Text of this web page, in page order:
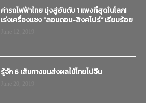
ค่ารถไฟฟ้าไทย มุ่งสู่อันดับ 1 แพงที่สุดในโลก!
เร่งเครื่องแซง “ลอนดอน-สิงคโปร์” เรียบร้อย
รู้จัก 6 เส้นทางขนส่งผลไม้ไทยไปจีน